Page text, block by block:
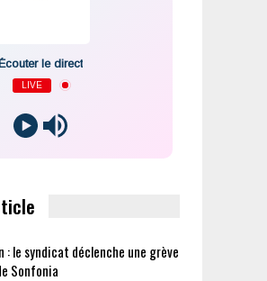
le direct
LIVE
le syndicat déclenche une grève
Sonfonia